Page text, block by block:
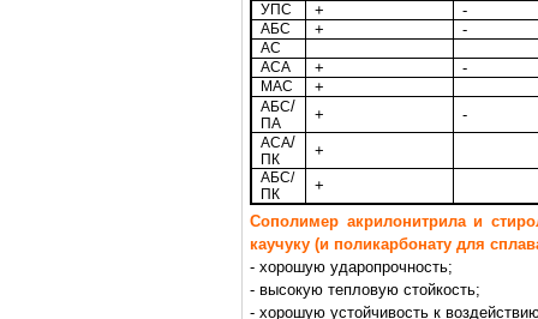
УПС
+ -
АБС + -
АС
АСА
+ -
МАС +
АБС/
ПА + -
АСА/
ПК +
АБС/
ПК
+
Сополимер акрилонитрила и
каучуку (и поликарбонату для
- хорошую ударопрочность;
- высокую тепловую стойкость;
- хорошую устойчивость к